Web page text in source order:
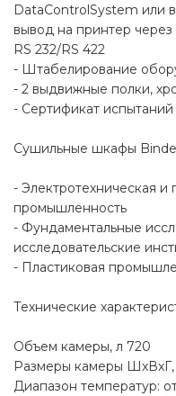
DataControlSystem или
вывод на принтер
RS 232/RS 422
- Штабелирование
- 2 выдвижные полки,
- Сертификат испытаний
Сушильные шкафы
- Электротехническая и
промышленность
- Фундаментальные
исследовательские
- Пластиковая
Технические
Объем камеры, л 720
Размеры камеры
Диапазон температур: